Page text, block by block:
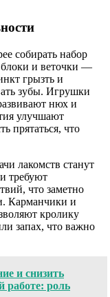
собирать набор
блоки и веточки —
грызть и
зубы. Игрушки
нюх и
улучшают
прятаться, что
лакомств станут
требуют
что заметно
Карманчики и
кролику
запах, что важно
и снизить
работе: роль